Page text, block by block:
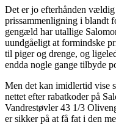
Det er jo efterhånden
prissammenligning i blandt
gengæld har utallige
uundgåeligt at formindske
til piger og drenge, og
endda nogle gange tilbyde
Men det kan imidlertid vise
nettet efter rabatkoder på
Vandrestøvler 43 1/3
er sikker på at få fat i den